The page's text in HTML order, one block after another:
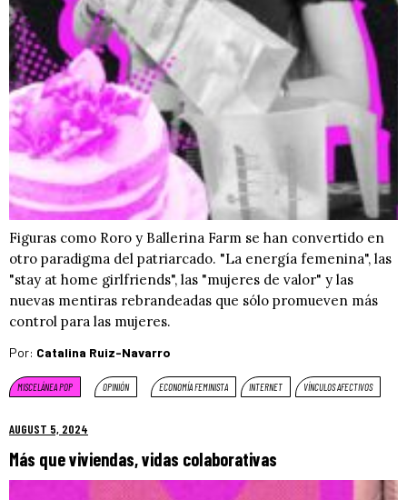
Figuras como Roro y Ballerina Farm se han convertido en
otro paradigma del patriarcado. "La energía femenina", las
"stay at home girlfriends", las "mujeres de valor" y las
nuevas mentiras rebrandeadas que sólo promueven más
control para las mujeres.
Por: Catalina Ruiz-Navarro
MISCELÁNEA POP OPINIÓN ECONOMÍA FEMINISTA INTERNET VÍNCULOS AFECTIVOS
AUGUST 5, 2024
Más que viviendas, vidas colaborativas